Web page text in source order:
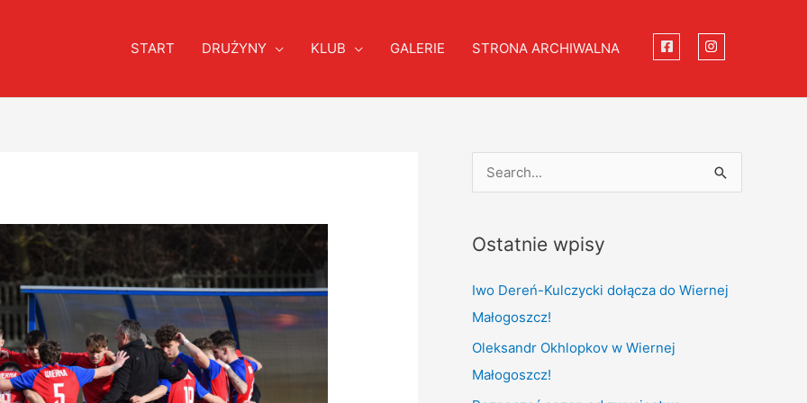
START DRUŻYNY KLUB GALERIE STRONA ARCHIWALNA
r
c
h
Ostatnie wpisy
Iwo Dereń-Kulczycki dołącza do Wiernej
Małogoszcz!
Oleksandr Okhlopkov w Wiernej
Małogoszcz!